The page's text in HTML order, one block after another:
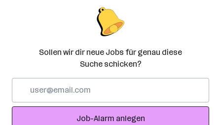
Sollen wir dir neue Jobs für genau diese
Suche schicken?
Adresse
Job-Alarm anlegen